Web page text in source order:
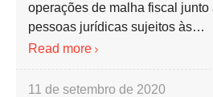
operações de malha fiscal
pessoas jurídicas sujeitos às…
Read more
11 de setembro de 2020